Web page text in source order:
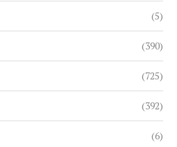
(5)
(390)
(725)
(392)
(6)